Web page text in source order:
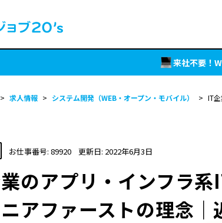
来社不要！
> 求人情報 > システム開発（WEB・オープン・モバイル） > IT
お仕事番号: 89920 更新日: 2022年6月3日
のアプリ・インフラ
アファーストの理念｜